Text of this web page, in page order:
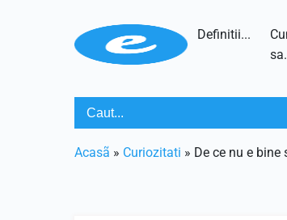
Definitii...
Acasã » Curiozitati » De ce nu e